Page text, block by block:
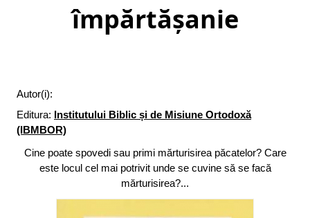
împărtășanie
Autor(i):
Editura: Institutului Biblic și de Misiune Ortodoxă
(IBMBOR)
Cine poate spovedi sau primi mărturisirea păcatelor? Care
este locul cel mai potrivit unde se cuvine să se facă
mărturisirea?...